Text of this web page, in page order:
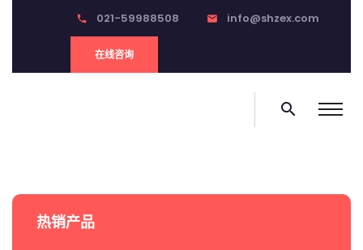
phone 021-59988508 email info@shzex.com
在线咨询
search
热销产品